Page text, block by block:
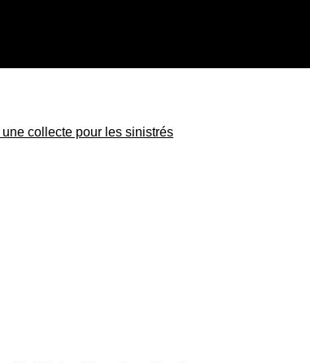
collecte pour les sinistrés